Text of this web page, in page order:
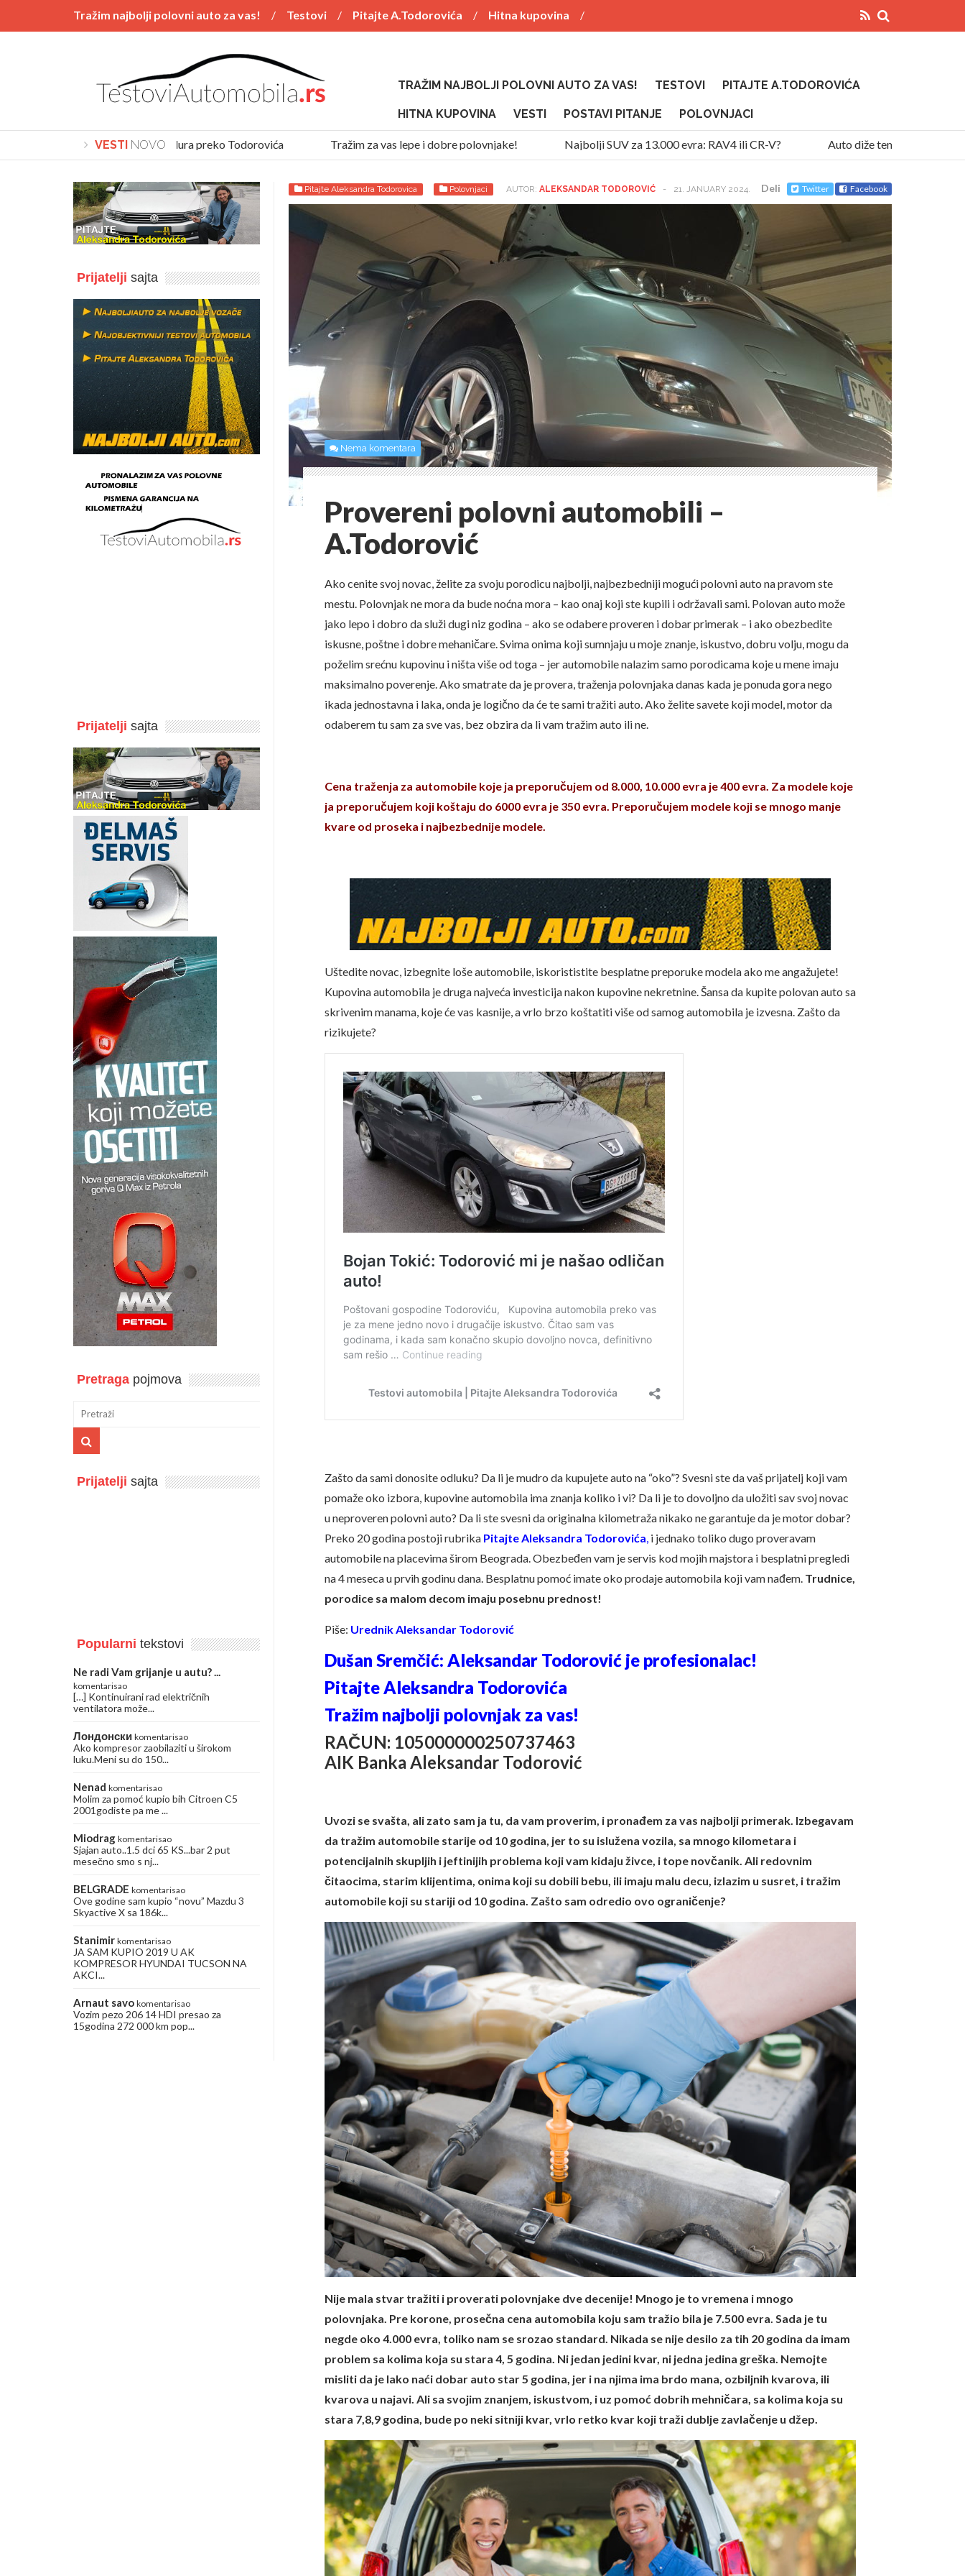
Tražim najbolji polovni auto za vas! Testovi Pitajte A.Todorovića
Hitna kupovina
Vesti
POSTAVI PITANJE Polovnjaci
TRAŽIM NAJBOLJI POLOVNI AUTO ZA VAS! TESTOVI PITAJTE A.TODOROVIĆA
HITNA KUPOVINA VESTI POSTAVI PITANJE POLOVNJACI
VESTI NOVO
Kupovina automobila procedura preko Todorovića Tražim za vas lepe i dobre polovnjake! Najbolji SUV za 13.000 evra: RAV4 ili CR-V? Auto diže temperaturu na
Pitajte Aleksandra Todorovica Polovnjaci AUTOR: ALEKSANDAR TODOROVIĆ - 21. JANUARY 2024. Deli Twitter Facebook
Nema komentara
Provereni polovni automobili –
A.Todorović
Ako cenite svoj novac, želite za svoju porodicu najbolji, najbezbedniji mogući polovni auto na pravom ste
mestu. Polovnjak ne mora da bude noćna mora – kao onaj koji ste kupili i održavali sami. Polovan auto može
jako lepo i dobro da služi dugi niz godina – ako se odabere proveren i dobar primerak – i ako obezbedite
iskusne, poštne i dobre mehaničare. Svima onima koji sumnjaju u moje znanje, iskustvo, dobru volju, mogu da
poželim srećnu kupovinu i ništa više od toga – jer automobile nalazim samo porodicama koje u mene imaju
maksimalno poverenje. Ako smatrate da je provera, traženja polovnjaka danas kada je ponuda gora nego
ikada jednostavna i laka, onda je logično da će te sami tražiti auto. Ako želite savete koji model, motor da
odaberem tu sam za sve vas, bez obzira da li vam tražim auto ili ne.
Cena traženja za automobile koje ja preporučujem od 8.000, 10.000 evra je 400 evra. Za modele koje
ja preporučujem koji koštaju do 6000 evra je 350 evra. Preporučujem modele koji se mnogo manje
kvare od proseka i najbezbednije modele.
Uštedite novac, izbegnite loše automobile, iskorististite besplatne preporuke modela ako me angažujete!
Kupovina automobila je druga najveća investicija nakon kupovine nekretnine. Šansa da kupite polovan auto sa
skrivenim manama, koje će vas kasnije, a vrlo brzo koštatiti više od samog automobila je izvesna. Zašto da
rizikujete?
Zašto da sami donosite odluku? Da li je mudro da kupujete auto na “oko”? Svesni ste da vaš prijatelj koji vam
pomaže oko izbora, kupovine automobila ima znanja koliko i vi? Da li je to dovoljno da uložiti sav svoj novac
u neproveren polovni auto? Da li ste svesni da originalna kilometraža nikako ne garantuje da je motor dobar?
Preko 20 godina postoji rubrika Pitajte Aleksandra Todorovića, i jednako toliko dugo proveravam
automobile na placevima širom Beograda. Obezbeđen vam je servis kod mojih majstora i besplatni pregledi
na 4 meseca u prvih godinu dana. Besplatnu pomoć imate oko prodaje automobila koji vam nađem. Trudnice,
porodice sa malom decom imaju posebnu prednost!
Piše: Urednik Aleksandar Todorović
Dušan Sremčić: Aleksandar Todorović je profesionalac!
Pitajte Aleksandra Todorovića
Tražim najbolji polovnjak za vas!
RAČUN: 105000000250737463
AIK Banka Aleksandar Todorović
Uvozi se svašta, ali zato sam ja tu, da vam proverim, i pronađem za vas najbolji primerak. Izbegavam
da tražim automobile starije od 10 godina, jer to su islužena vozila, sa mnogo kilometara i
potencijalnih skupljih i jeftinijih problema koji vam kidaju živce, i tope novčanik. Ali redovnim
čitaocima, starim klijentima, onima koji su dobili bebu, ili imaju malu decu, izlazim u susret, i tražim
automobile koji su stariji od 10 godina. Zašto sam odredio ovo ograničenje?
Nije mala stvar tražiti i proverati polovnjake dve decenije! Mnogo je to vremena i mnogo
polovnjaka. Pre korone, prosečna cena automobila koju sam tražio bila je 7.500 evra. Sada je tu
negde oko 4.000 evra, toliko nam se srozao standard. Nikada se nije desilo za tih 20 godina da imam
problem sa kolima koja su stara 4, 5 godina. Ni jedan jedini kvar, ni jedna jedina greška. Nemojte
misliti da je lako naći dobar auto star 5 godina, jer i na njima ima brdo mana, ozbiljnih kvarova, ili
kvarova u najavi. Ali sa svojim znanjem, iskustvom, i uz pomoć dobrih mehničara, sa kolima koja su
stara 7,8,9 godina, bude po neki sitniji kvar, vrlo retko kvar koji traži dublje zavlačenje u džep.
Prijatelji sajta
Prijatelji sajta
Pretraga pojmova
Prijatelji sajta
Popularni tekstovi
Ne radi Vam grijanje u autu? ...
komentarisao
[…] Kontinuirani rad električnih
ventilatora može...
Лондонски komentarisao
Ako kompresor zaobilaziti u širokom
luku.Meni su do 150...
Nenad komentarisao
Molim za pomoć kupio bih Citroen C5
2001godiste pa me ...
Miodrag komentarisao
Sjajan auto..1.5 dci 65 KS...bar 2 put
mesečno smo s nj...
BELGRADE komentarisao
Ove godine sam kupio “novu” Mazdu 3
Skyactive X sa 186k...
Stanimir komentarisao
JA SAM KUPIO 2019 U AK
KOMPRESOR HYUNDAI TUCSON NA
AKCI...
Arnaut savo komentarisao
Vozim pezo 206 14 HDI presao za
15godina 272 000 km pop...